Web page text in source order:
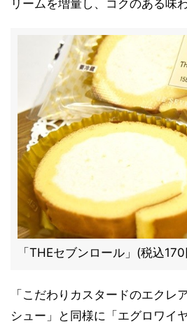
リームを増量し、コクのある味
「THEセブンロール」(税込
「こだわりカスタードのエクレ
シュー」と同様に「エグロワイ